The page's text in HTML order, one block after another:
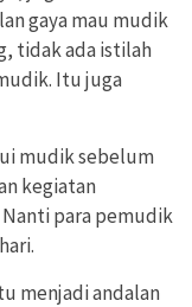
gaya mau mudik
tidak ada istilah
Itu juga
mudik sebelum
kegiatan
Nanti para pemudik
menjadi andalan